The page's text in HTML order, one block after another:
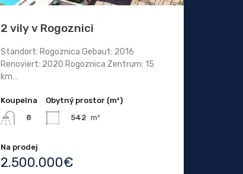
2 vily v Rogoznici
Standort: Rogoznica Gebaut: 2016
Renoviert: 2020 Rogoznica Zentrum: 15
km…
Koupelna
8
Obytný prostor (m²)
542 m²
Na prodej
2.500.000€